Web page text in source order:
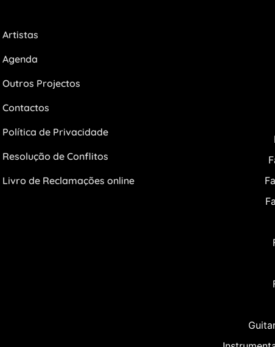
Artistas
Agenda
Outros Projectos
Contactos
Política de Privacidade
Resolução de Conflitos
Livro de Reclamações online